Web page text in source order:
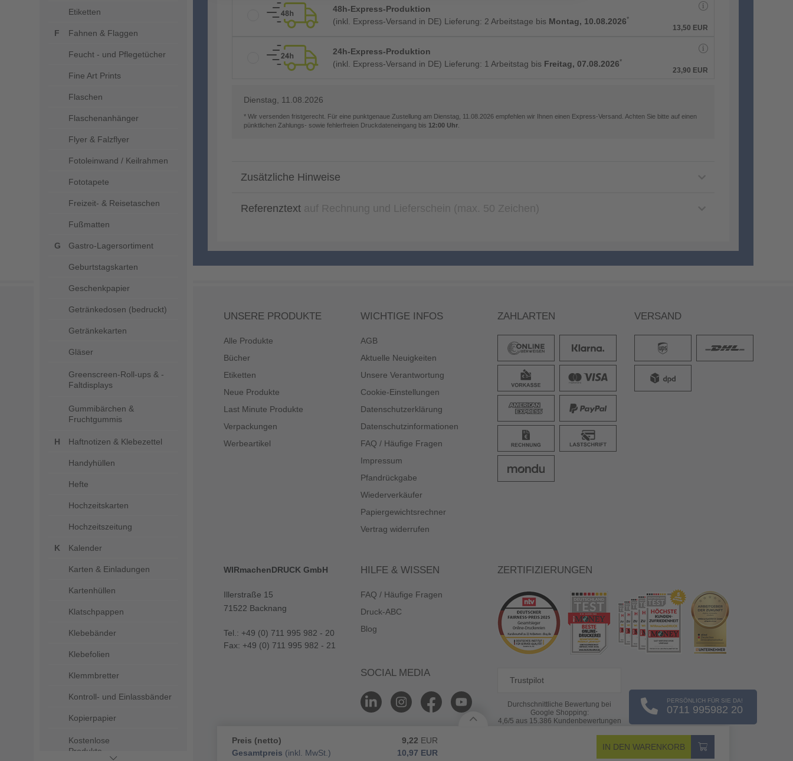
Etiketten
Fahnen & Flaggen
Feucht - und Pflegetücher
Fine Art Prints
Flaschen
Flaschenanhänger
Flyer & Falzflyer
Fotoleinwand / Keilrahmen
Fototapete
Freizeit- & Reisetaschen
Fußmatten
Gastro-Lagersortiment
Geburtstagskarten
Geschenkpapier
Getränkedosen (bedruckt)
Getränkekarten
Gläser
Greenscreen-Roll-ups & -
Faltdisplays
Gummibärchen &
Fruchtgummis
Haftnotizen & Klebezettel
Handyhüllen
Hefte
Hochzeitskarten
Hochzeitszeitung
Kalender
Karten & Einladungen
Kartenhüllen
Klatschpappen
Klebebänder
Klebefolien
Klemmbretter
Kontroll- und Einlassbänder
Kopierpapier
Kostenlose
Produkte
48h-Express-Produktion
(inkl. Express-Versand in DE) Lieferung: 2 Arbeitstage bis Montag, 10.08.2026*
13,50 EUR
24h-Express-Produktion
(inkl. Express-Versand in DE) Lieferung: 1 Arbeitstag bis Freitag, 07.08.2026*
23,90 EUR
Dienstag, 11.08.2026
* Wir versenden fristgerecht. Für eine punktgenaue Zustellung am Dienstag, 11.08.2026 empfehlen wir Ihnen einen Express-Versand. Achten Sie bitte auf einen
pünktlichen Zahlungs- sowie fehlerfreien Druckdateneingang bis 12:00 Uhr
Zusätzliche Hinweise
Referenztext
Preis (netto) 9,22 EUR
Gesamtpreis (inkl. MwSt.) 10,97 EUR
IN DEN WARENKORB
PERSÖNLICH FÜR SIE DA!
0711 995982 20
UNSERE PRODUKTE
Alle Produkte
Bücher
Etiketten
Neue Produkte
Last Minute Produkte
Verpackungen
Werbeartikel
WICHTIGE INFOS
AGB
Aktuelle Neuigkeiten
Unsere Verantwortung
Cookie-Einstellungen
Datenschutzerklärung
Datenschutzinformationen
FAQ / Häufige Fragen
Impressum
Pfandrückgabe
Wiederverkäufer
Papiergewichtsrechner
Vertrag widerrufen
ZAHLARTEN VERSAND
WIRmachenDRUCK GmbH
Illerstraße 15
71522 Backnang
Tel.: +49 (0) 711 995 982 - 20
Fax: +49 (0) 711 995 982 - 21
HILFE & WISSEN
FAQ / Häufige Fragen
Druck-ABC
Blog
SOCIAL MEDIA
ZERTIFIZIERUNGEN
Trustpilot
Durchschnittliche Bewertung bei
Google Shopping:
4,6/5 aus 15.386 Kundenbewertungen